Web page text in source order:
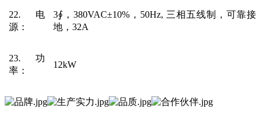
22.电
源 ：
3∮，380VAC±10%，50Hz, 三相五线制，可靠接
地，32A
23.功
率 ：
12kW